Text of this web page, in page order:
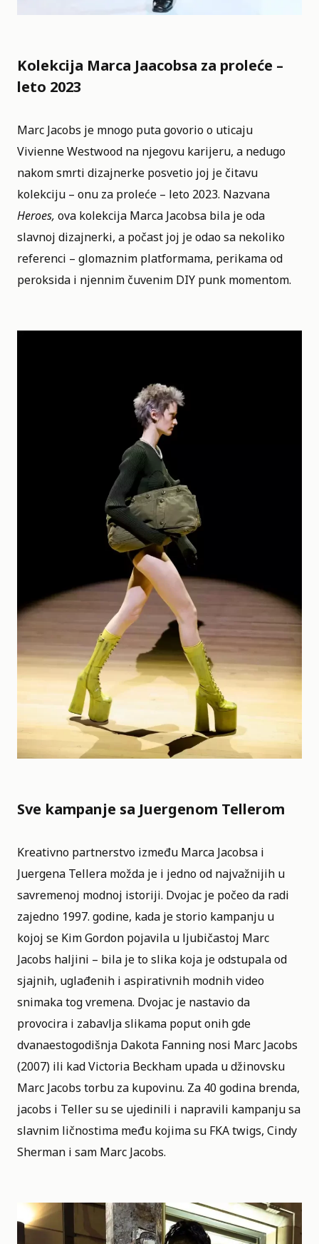
Kolekcija Marca Jaacobsa za proleće –
leto 2023
Marc Jacobs je mnogo puta govorio o uticaju
Vivienne Westwood na njegovu karijeru, a nedugo
nakom smrti dizajnerke posvetio joj je čitavu
kolekciju – onu za proleće – leto 2023. Nazvana
Heroes, ova kolekcija Marca Jacobsa bila je oda
slavnoj dizajnerki, a počast joj je odao sa nekoliko
referenci – glomaznim platformama, perikama od
peroksida i njennim čuvenim DIY punk momentom.
Sve kampanje sa Juergenom Tellerom
Kreativno partnerstvo između Marca Jacobsa i
Juergena Tellera možda je i jedno od najvažnijih u
savremenoj modnoj istoriji. Dvojac je počeo da radi
zajedno 1997. godine, kada je storio kampanju u
kojoj se Kim Gordon pojavila u ljubičastoj Marc
Jacobs haljini – bila je to slika koja je odstupala od
sjajnih, uglađenih i aspirativnih modnih video
snimaka tog vremena. Dvojac je nastavio da
provocira i zabavlja slikama poput onih gde
dvanaestogodišnja Dakota Fanning nosi Marc Jacobs
(2007) ili kad Victoria Beckham upada u džinovsku
Marc Jacobs torbu za kupovinu. Za 40 godina brenda,
jacobs i Teller su se ujedinili i napravili kampanju sa
slavnim ličnostima među kojima su FKA twigs, Cindy
Sherman i sam Marc Jacobs.